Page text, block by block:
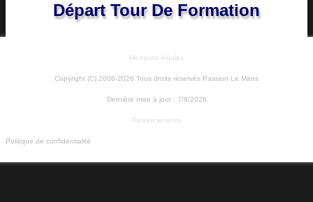
Départ Tour De Formation
Mentions légales
Copyright (C) 2006-2026 Tous droits réservés Passion Le Mans
Dernière mise à jour : 7/8/2026
Remerciements
Politique de confidentialité